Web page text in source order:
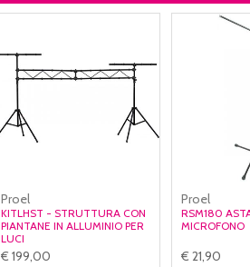
Proel
KITLHST - STRUTTURA CON
PIANTANE IN ALLUMINIO PER
LUCI
€ 199,00
Proel
RSM180
MICROFONO
€ 21,90